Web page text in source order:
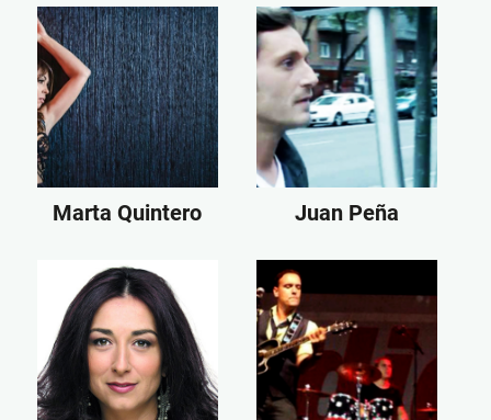
Marta Quintero Juan Peña